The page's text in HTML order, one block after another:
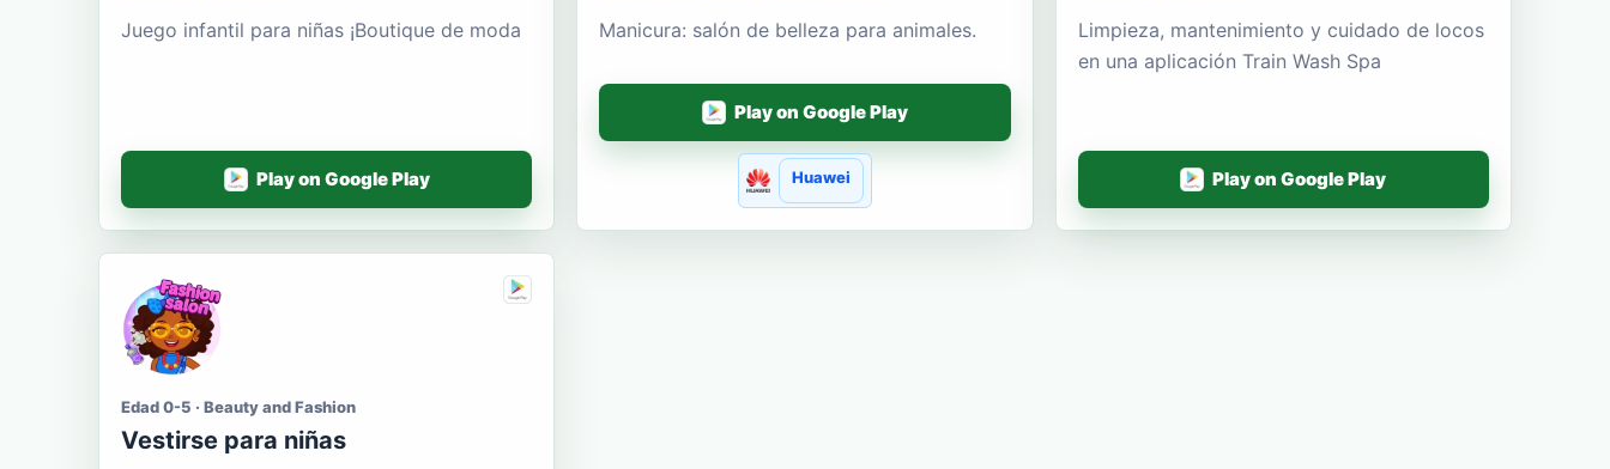
Juego infantil para niñas ¡Boutique de moda
Play on Google Play
Manicura: salón de belleza para animales.
Play on Google Play
Huawei
Limpieza, mantenimiento y cuidado de locos
en una aplicación Train Wash Spa
Play on Google Play
Edad 0-5 · Beauty and Fashion
Vestirse para niñas